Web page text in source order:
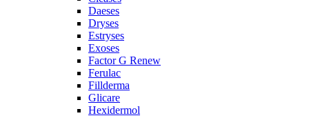
Daeses
Dryses
Estryses
Exoses
Factor G Renew
Ferulac
Fillderma
Glicare
Hexidermol